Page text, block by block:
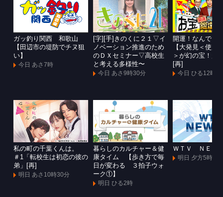
ガッ釣り関西 和歌山
【田辺市の堤防でチヌ狙
い】
今日 あさ7時
[字][手]きのくに２１▽イ
ノベーション推進のため
のＤＸセミナー▽高校生
と考える多様性〜
今日 あさ9時30分
開運！なんで
【大発見＜使用
＞が幻の宝！超
[再]
今日 ひる12時
私の町の千葉くんは。
＃1「転校生は初恋の彼の
弟」[再]
明日 あさ10時30分
暮らしのカルチャー＆健
康タイム 【歩き方で毎
日が変わる ３拍子ウォ
ーク①】
明日 ひる2時
ＷＴＶ ＮＥＷ
明日 夕方5時55